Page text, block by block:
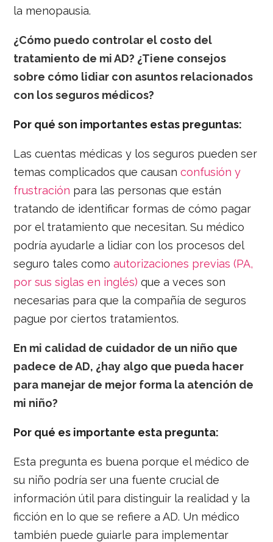
la menopausia.
¿Cómo puedo controlar el costo del
tratamiento de mi AD? ¿Tiene consejos
sobre cómo lidiar con asuntos relacionados
con los seguros médicos?
Por qué son importantes estas preguntas:
Las cuentas médicas y los seguros pueden ser
temas complicados que causanconfusión y
frustración para las personas que están
tratando de identificar formas de cómo pagar
por el tratamiento que necesitan. Su médico
podría ayudarle a lidiar con los procesos del
seguro tales comoautorizaciones previas (PA,
por sus siglas en inglés) que a veces son
necesarias para que la compañía de seguros
pague por ciertos tratamientos.
En mi calidad de cuidador de un niño que
padece de AD, ¿hay algo que pueda hacer
para manejar de mejor forma la atención de
mi niño?
Por qué es importante esta pregunta:
Esta pregunta es buena porque el médico de
su niño podría ser una fuente crucial de
información útil para distinguir la realidad y la
ficción en lo que se refiere a AD. Un médico
también puede guiarle para implementar